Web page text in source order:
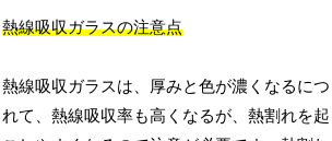
熱線吸収ガラスの注意点
熱線吸収ガラスは、厚みと色が濃くなるにつ
れて、熱線吸収率も高くなるが、熱割れを起